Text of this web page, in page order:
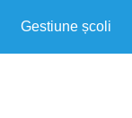
Gestiune școli